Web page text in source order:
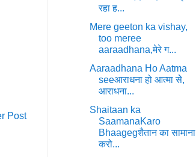
Post
रहा ह...
Mere geeton ka vishay,
too meree
aaraadhana,मेरे ग...
Aaraadhana Ho Aatma
seeआराधना हो आत्मा सेे,
आराधना...
Shaitaan ka
SaamanaKaro
Bhaagegशैतान का सामाना
करो...